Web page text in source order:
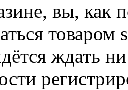
вы, как
ждать